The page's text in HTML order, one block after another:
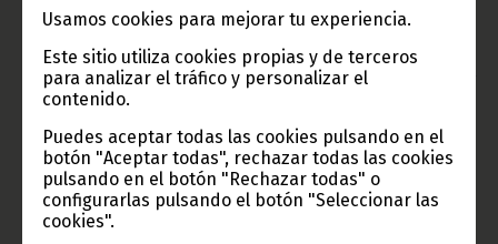
Usamos cookies para mejorar tu experiencia.
Este sitio utiliza cookies propias y de terceros
para analizar el tráfico y personalizar el
contenido.
Puedes aceptar todas las cookies pulsando en el
botón "Aceptar todas", rechazar todas las cookies
pulsando en el botón "Rechazar todas" o
configurarlas pulsando el botón "Seleccionar las
cookies".
Texto y Fotos:Mansueto Loeri Bomohagasi
Oficina de Información y Prensa de Guinea Ecuatorial
(Dirección General de la Base Internet).
Gobierno e Instituciones